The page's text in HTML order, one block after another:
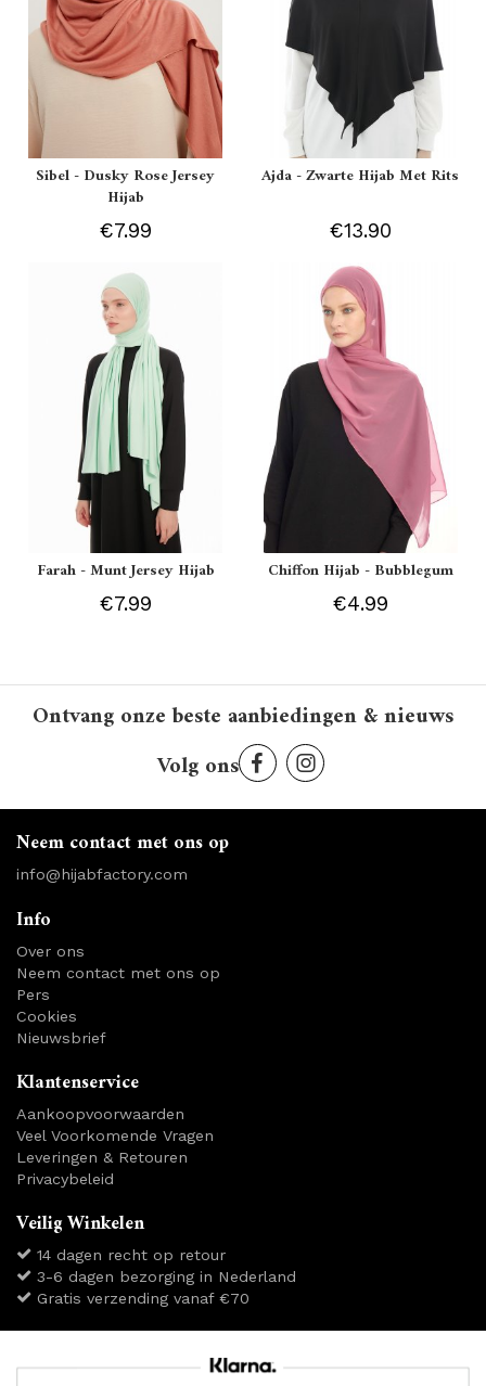
Sibel - Dusky Rose Jersey
Hijab
€7.99
Ajda - Zwarte Hijab Met Rits
€13.90
Farah - Munt Jersey Hijab
€7.99
Chiffon Hijab - Bubblegum
€4.99
Ontvang onze beste aanbiedingen & nieuws
Volg ons
Neem contact met ons op
info@hijabfactory.com
Info
Over ons
Neem contact met ons op
Pers
Cookies
Nieuwsbrief
Klantenservice
Aankoopvoorwaarden
Veel Voorkomende Vragen
Leveringen & Retouren
Privacybeleid
Veilig Winkelen
14 dagen recht op retour
3-6 dagen bezorging in Nederland
Gratis verzending vanaf €70